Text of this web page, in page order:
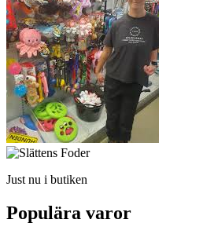
Just nu i butiken
Populära varor